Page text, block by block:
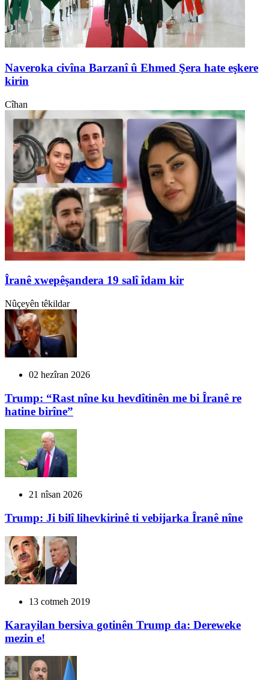
Naveroka civîna Barzanî û Ehmed Şera hate eşkere
kirin
Cîhan
Îranê xwepêşandera 19 salî îdam kir
Nûçeyên têkildar
02 hezîran 2026
Trump: “Rast nîne ku hevdîtinên me bi Îranê re
hatine birîne”
21 nîsan 2026
Trump: Ji bilî lihevkirinê ti vebijarka Îranê nîne
13 cotmeh 2019
Karayilan bersiva gotinên Trump da: Dereweke
mezin e!